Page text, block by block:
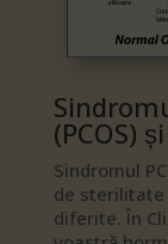
(PCOS)
Sindromul
de sterilitate
diferite. În